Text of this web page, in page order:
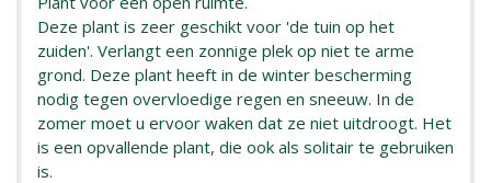
Deze plant is zeer geschikt voor 'de tuin op het
zuiden'. Verlangt een zonnige plek op niet te arme
grond. Deze plant heeft in de winter bescherming
nodig tegen overvloedige regen en sneeuw. In de
zomer moet u ervoor waken dat ze niet uitdroogt. Het
is een opvallende plant, die ook als solitair te gebruiken
is.